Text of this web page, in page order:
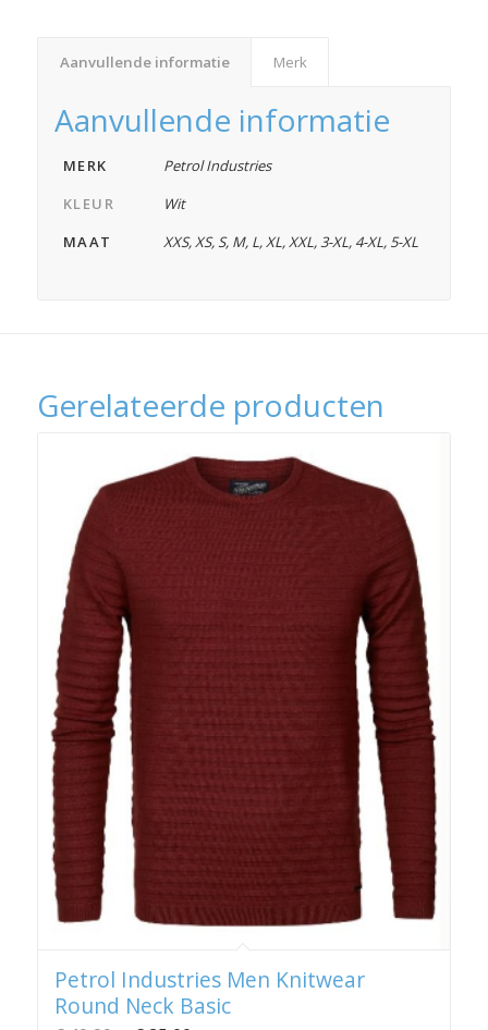
Aanvullende informatie Merk
Aanvullende informatie
MERK
Petrol Industries
KLEUR
Wit
MAAT
XXS,XS,S, M, L,XL,XXL,3-XL, 4-XL, 5-XL
Gerelateerde producten
Petrol Industries Men Knitwear
Round Neck Basic